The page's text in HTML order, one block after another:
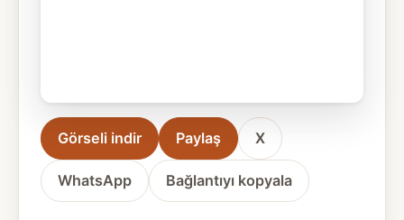
Görseli indir Paylaş X
WhatsApp Bağlantıyı kopyala